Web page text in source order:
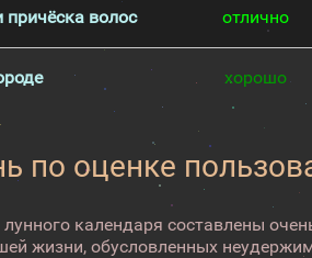
причёска волос отлично
хорошо
по оценке
лунного календаря составлены
жизни, обусловленных